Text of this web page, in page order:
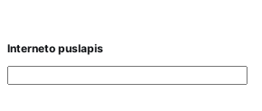
Interneto puslapis